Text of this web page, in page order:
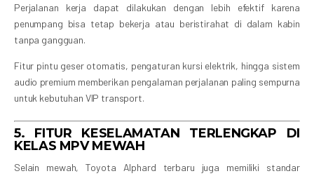
Perjalanan kerja dapat dilakukan dengan lebih efektif karena
penumpang bisa tetap bekerja atau beristirahat di dalam kabin
tanpa gangguan.
Fitur pintu geser otomatis, pengaturan kursi elektrik, hingga sistem
audio premium memberikan pengalaman perjalanan paling sempurna
untuk kebutuhan VIP transport.
5. FITUR KESELAMATAN TERLENGKAP DI
KELAS MPV MEWAH
Selain mewah, Toyota Alphard terbaru juga memiliki standar